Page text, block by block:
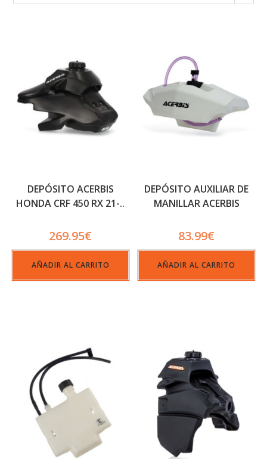
DEPÓSITO ACERBIS
HONDA CRF 450 RX 21-..
269.95€
AÑADIR AL CARRITO
DEPÓSITO AUXILIAR DE
MANILLAR ACERBIS
83.99€
AÑADIR AL CARRITO